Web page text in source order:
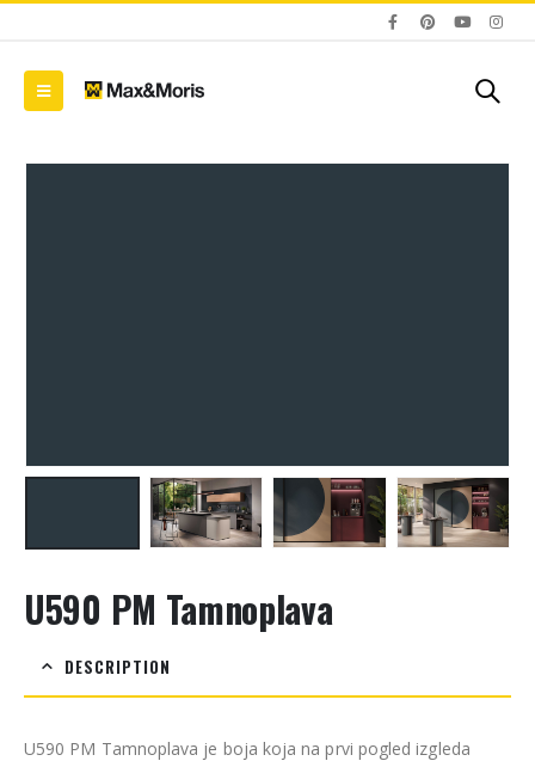
U590 PM Tamnoplava
DESCRIPTION
U590 PM Tamnoplava je boja koja na prvi pogled izgleda